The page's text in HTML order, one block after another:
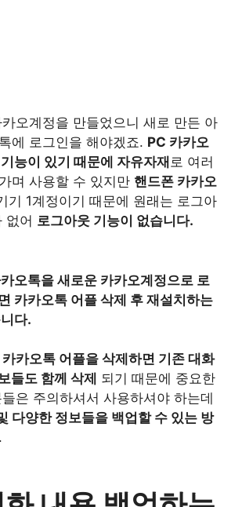
오계정을 만들었으니 새로 만든 아
에 로그인을 해야겠죠. PC 카카오
능이 있기 때문에 자유자재 로 여러
며 사용할 수 있지만 핸드폰 카카오
기 1계정이기 때문에 원래는 로그아
없어 로그아웃 기능이 없습니다.
오톡을 새로운 카카오계정으로 로
카카오톡 어플 삭제 후 재설치하는
다.
카카오톡 어플을 삭제하면 기존 대화
들도 함께 삭제 되기 때문에 중요한
은 주의하셔서 사용하셔야 하는데
다양한 정보들을 백업할 수 있는 방